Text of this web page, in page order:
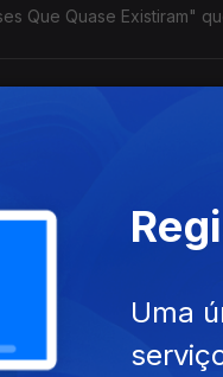
Que Quase Existiram"
temam, que a Andreia
Pintado com dicas
da cultura de não
Uma